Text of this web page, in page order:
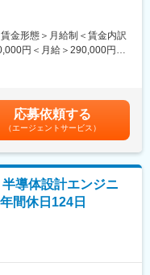
社会貢献を感じていただ
、コミュニケーションを通
思います。
いることなどを肌で感じる
用しながら、将来必要とな
高性能で高品質なイメージ
う。
職場です。様々なバック
います。
イムラートラックグループ
ークと先進技術を活かし、
新会社設立を予定。持続可
の実現に向け、事業投資と
イバーセキュリティエンジ
・機能安全・コネクティビ
金形態＞月給制＜賃金内訳
円＜月給＞290,000円～
あり、選考を通じて上下す
手当を含めた表記です。
応募依頼する
（エージェントサービス）
導体設計エンジニ
間休日124日